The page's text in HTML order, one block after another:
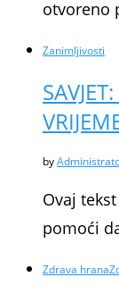
otvoreno
Zanimljivosti
by
Ovaj
pomoći
Zdrava hrana